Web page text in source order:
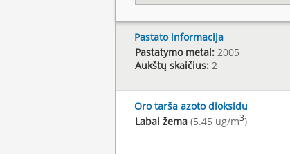
Pastato informacija
Pastatymo metai: 2005
Aukštų skaičius: 2
Oro tarša azoto dioksidu
Labai žema (5.45 ug/m3)